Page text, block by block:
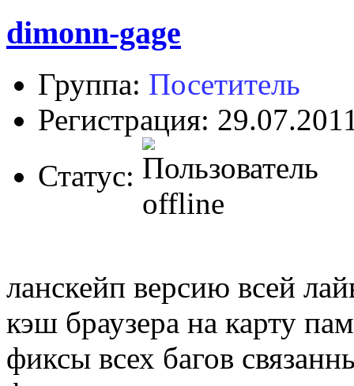
dimonn-gage
Группа: Посетитель
Регистрация:
Статус:
ланскейп версию всей
кэш браузера на карту
фиксы всех багов